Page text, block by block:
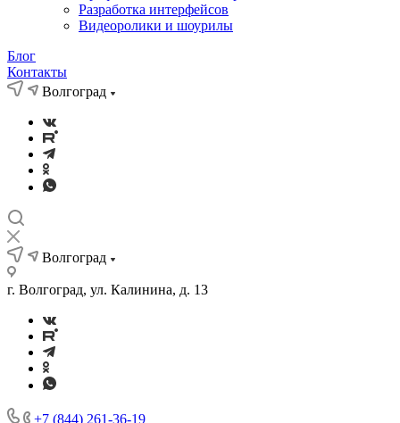
Разработка интерфейсов
Видеоролики и шоурилы
Блог
Контакты
Волгоград
Волгоград
г. Волгоград, ул. Калинина, д. 13
+7 (844) 261-36-19